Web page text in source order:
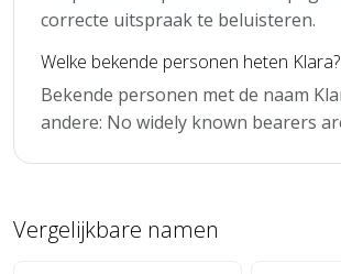
correcte uitspraak te beluisteren.
Welke bekende personen heten Klara?
Bekende personen met de naam
andere: No widely known bearers
Vergelijkbare namen